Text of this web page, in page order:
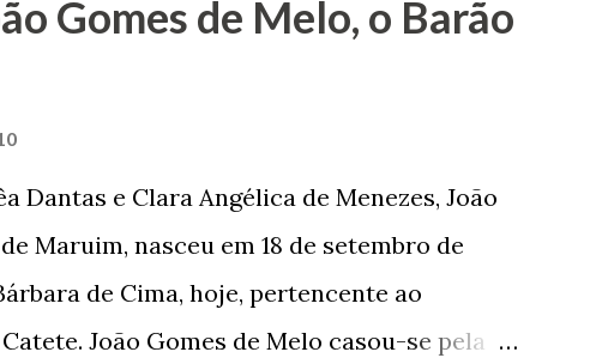
então passou a colocar o trabalho em
na renda familiar. No comércio foi
e depois de uma panificação. “Ao
copiosamente fora de seu horário
que c...
Gomes de Melo, o Barão
Dantas e Clara Angélica de Menezes, João
Maruim, nasceu em 18 de setembro de
de Cima, hoje, pertencente ao
João Gomes de Melo casou-se pela